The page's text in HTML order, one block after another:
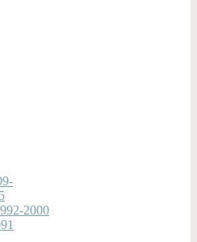
2000